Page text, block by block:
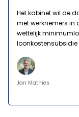
Het kabinet wil de
met werknemers in
wettelijk
loonkostensubsidie
Jan Mathies